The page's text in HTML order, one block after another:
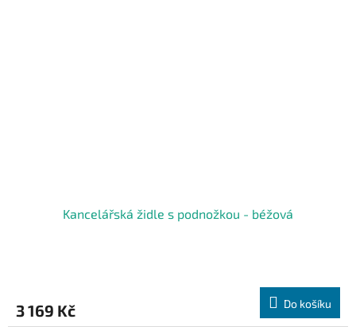
Kancelářská židle s podnožkou - béžová
3 169 Kč Do košíku